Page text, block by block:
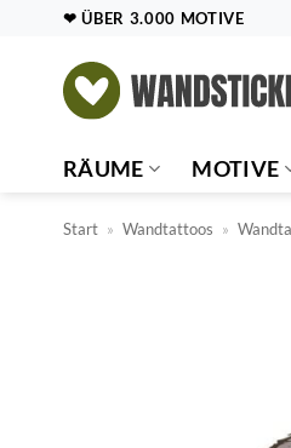
springen
❤ ÜBER 3.000 MOTIVE
RÄUME MOTIVE
Start » Wandtattoos »